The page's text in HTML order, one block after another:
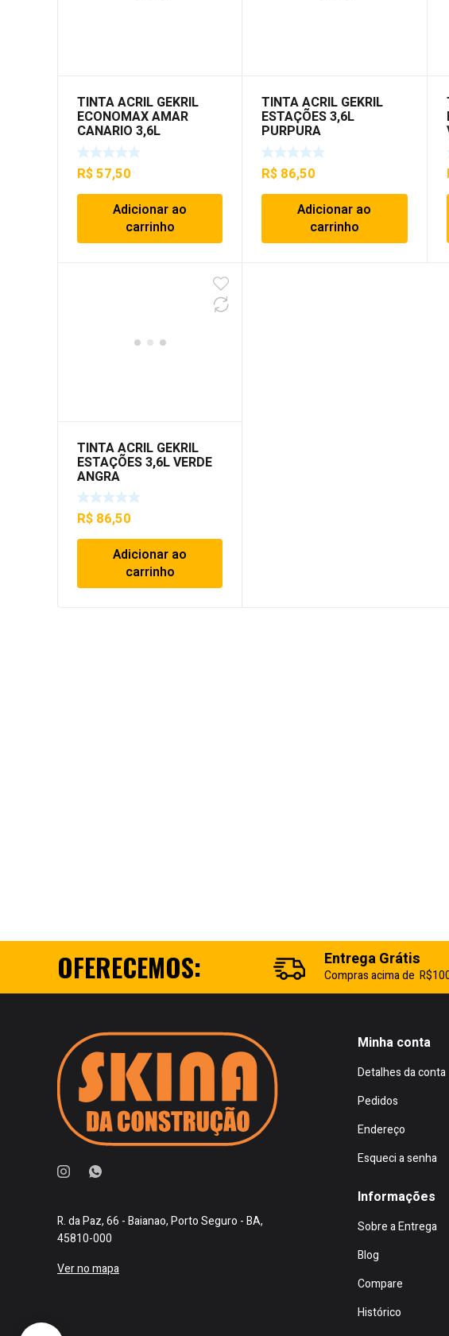
TINTA ACRIL GEKRIL
ECONOMAX AMAR
CANARIO 3,6L
R$57,50
Adicionar ao
carrinho
TINTA ACRIL GEKRIL
ESTAÇÕES 3,6L
PURPURA
R$ 86,50
Adicionar ao
carrinho
TINTA ACRIL GEKRIL
ESTAÇÕES 3,6L VERDE
ANGRA
R$ 86,50
Adicionar ao
carrinho
OFERECEMOS: Entrega Grátis
Compras acima de
R. da Paz, 66 - Baianao, Porto Seguro - BA,
45810-000
Ver no mapa
Minha conta
Detalhes da conta
Pedidos
Endereço
Esqueci a senha
Informações
Sobre a Entrega
Blog
Compare
Histórico